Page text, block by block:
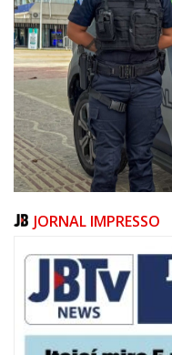
08/08/2026 | 07:00
20 anos da Lei Maria da
doméstica são
JORNAL IMPRESSO